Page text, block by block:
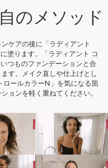
のメソッド
ケアの後に「ラディアント
塗ります。「ラディアント コ
つものファンデーションと合
す。メイク直しや仕上げとし
ロールカラーN」を気になる箇
ョンを軽く重ねてください。